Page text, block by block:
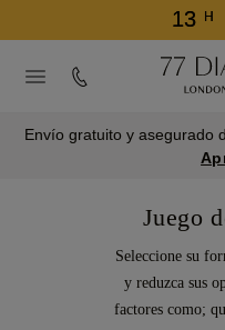
13 H
Envío gratuito y asegurado
Juego
Seleccione su
y reduzca sus
factores como;